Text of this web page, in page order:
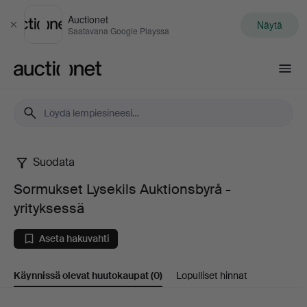
Sulje
Auctionet
Saatavana Google Playssa Näytä
Sormukset
Lysekils
Auktionsbyrå
Suodata
Sormukset Lysekils Auktionsbyrå -
yrityksessä
Aseta hakuvahti
Käynnissä olevat huutokaupat(0) Lopulliset hinnat